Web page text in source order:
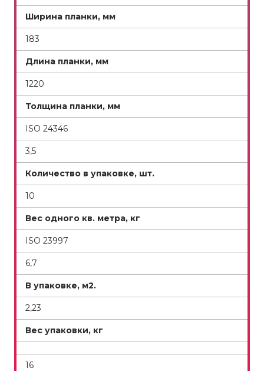
Ширина планки, мм
183
Длина планки, мм
1220
Толщина планки, мм
ISO 24346
3,5
Количество в упаковке, шт.
10
Вес одного кв. метра, кг
ISO 23997
6,7
В упаковке, м2.
2,23
Вес упаковки, кг
16